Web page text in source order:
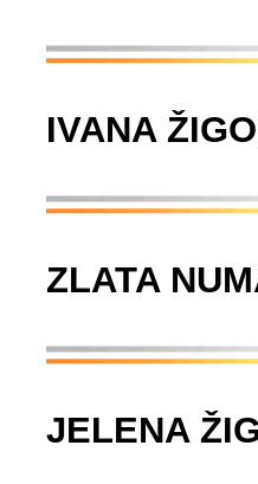
IVANA
ZLATA
JELENA